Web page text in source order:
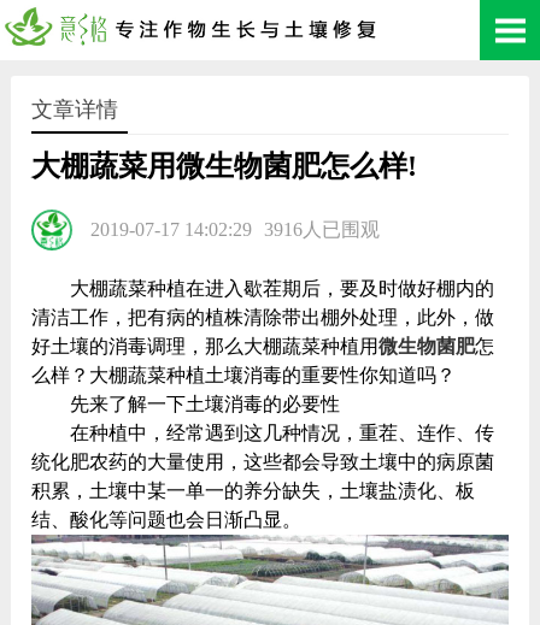
文章详情
大棚蔬菜用微生物菌肥怎么样!
2019-07-17 14:02:29 3916人已围观
大棚蔬菜种植在进入歇茬期后，要及时做好棚内的
清洁工作，把有病的植株清除带出棚外处理，此外，做
好土壤的消毒调理，那么大棚蔬菜种植用微生物菌肥怎
么样？大棚蔬菜种植土壤消毒的重要性你知道吗？
先来了解一下土壤消毒的必要性
在种植中，经常遇到这几种情况，重茬、连作、传
统化肥农药的大量使用，这些都会导致土壤中的病原菌
积累，土壤中某一单一的养分缺失，土壤盐渍化、板
结、酸化等问题也会日渐凸显。